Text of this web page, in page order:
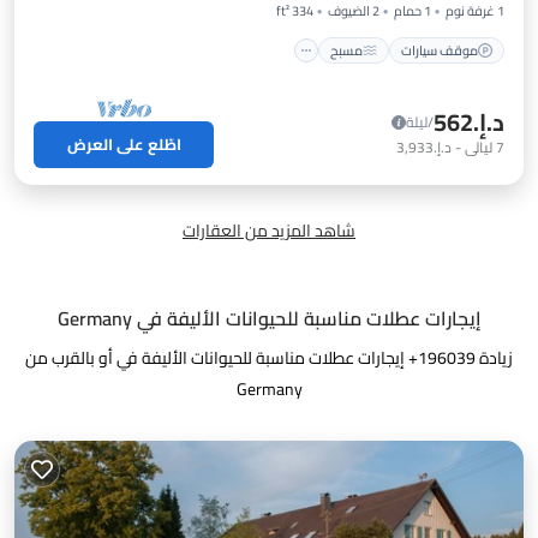
1 غرفة نوم 1 حمام 2 الضيوف
334 ft²
موقف سيارات
مسبح
د.إ.‏562
/ليلة
7ليالي- د.إ.‏3,933 اطّلع على العرض
شاهد المزيد من العقارات
إيجارات عطلات مناسبة للحيوانات الأليفة في Germany
زيادة196039+ إيجارات عطلات مناسبة للحيوانات الأليفة في أو بالقرب من
Germany